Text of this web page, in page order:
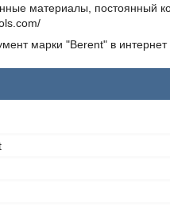
материалы, постоянный
марки "Berent" в интернет